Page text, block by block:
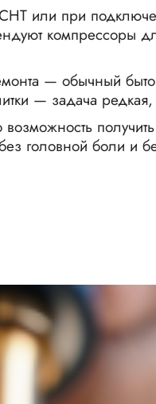
или при
— обычный
— задача
головной боли и